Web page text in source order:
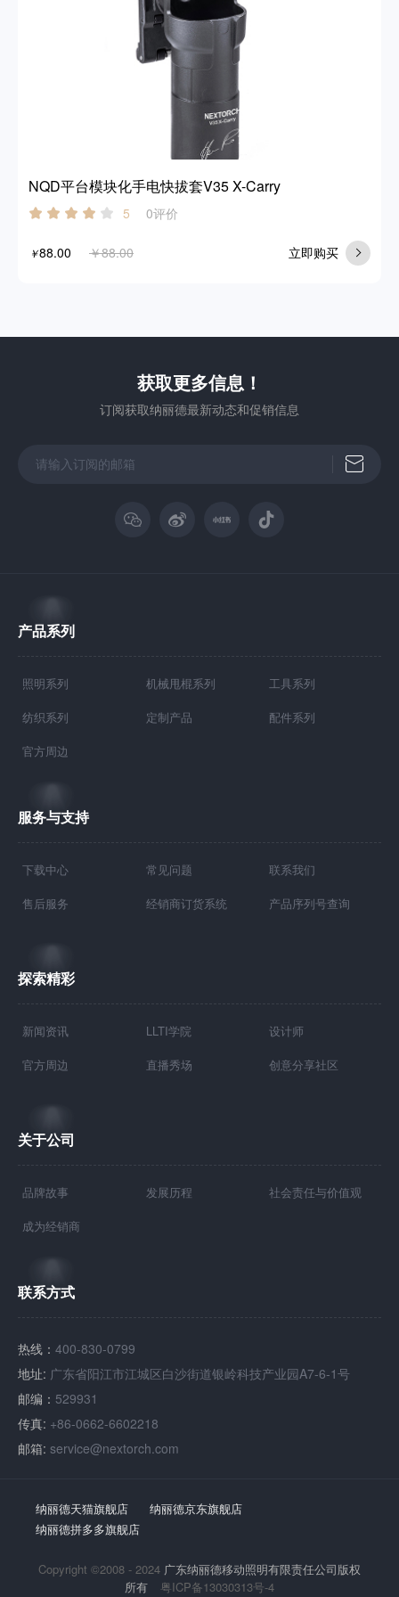
NQD平台模块化手电快拔套V35 X-Carry
5 0评价
￥88.00 ￥88.00 立即购买
获取更多信息！
订阅获取纳丽德最新动态和促销信息
产品系列
照明系列 机械甩棍系列 工具系列
纺织系列 定制产品 配件系列
官方周边
服务与支持
下载中心 常见问题 联系我们
售后服务 经销商订货系统 产品序列号查询
探索精彩
新闻资讯 LLTI学院 设计师
官方周边 直播秀场 创意分享社区
关于公司
品牌故事 发展历程 社会责任与价值观
成为经销商
联系方式
热线： 400-830-0799
地址: 广东省阳江市江城区白沙街道银岭科技产业园A7-6-1号
邮编： 529931
传真: +86-0662-6602218
邮箱: service@nextorch.com
纳丽德天猫旗舰店
纳丽德京东旗舰店
纳丽德拼多多旗舰店
Copyright ©2008 - 2024 广东纳丽德移动照明有限责任公司版权
所有
粤ICP备13030313号-4